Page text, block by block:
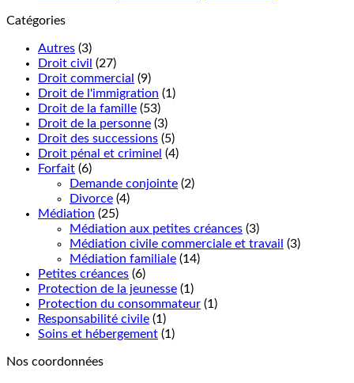
Catégories
Autres (3)
Droit civil (27)
Droit commercial (9)
Droit de l'immigration (1)
Droit de la famille (53)
Droit de la personne (3)
Droit des successions (5)
Droit pénal et criminel (4)
Forfait (6)
Demande conjointe (2)
Divorce (4)
Médiation (25)
Médiation aux petites créances (3)
Médiation civile commerciale et travail (3)
Médiation familiale (14)
Petites créances (6)
Protection de la jeunesse (1)
Protection du consommateur (1)
Responsabilité civile (1)
Soins et hébergement (1)
Nos coordonnées